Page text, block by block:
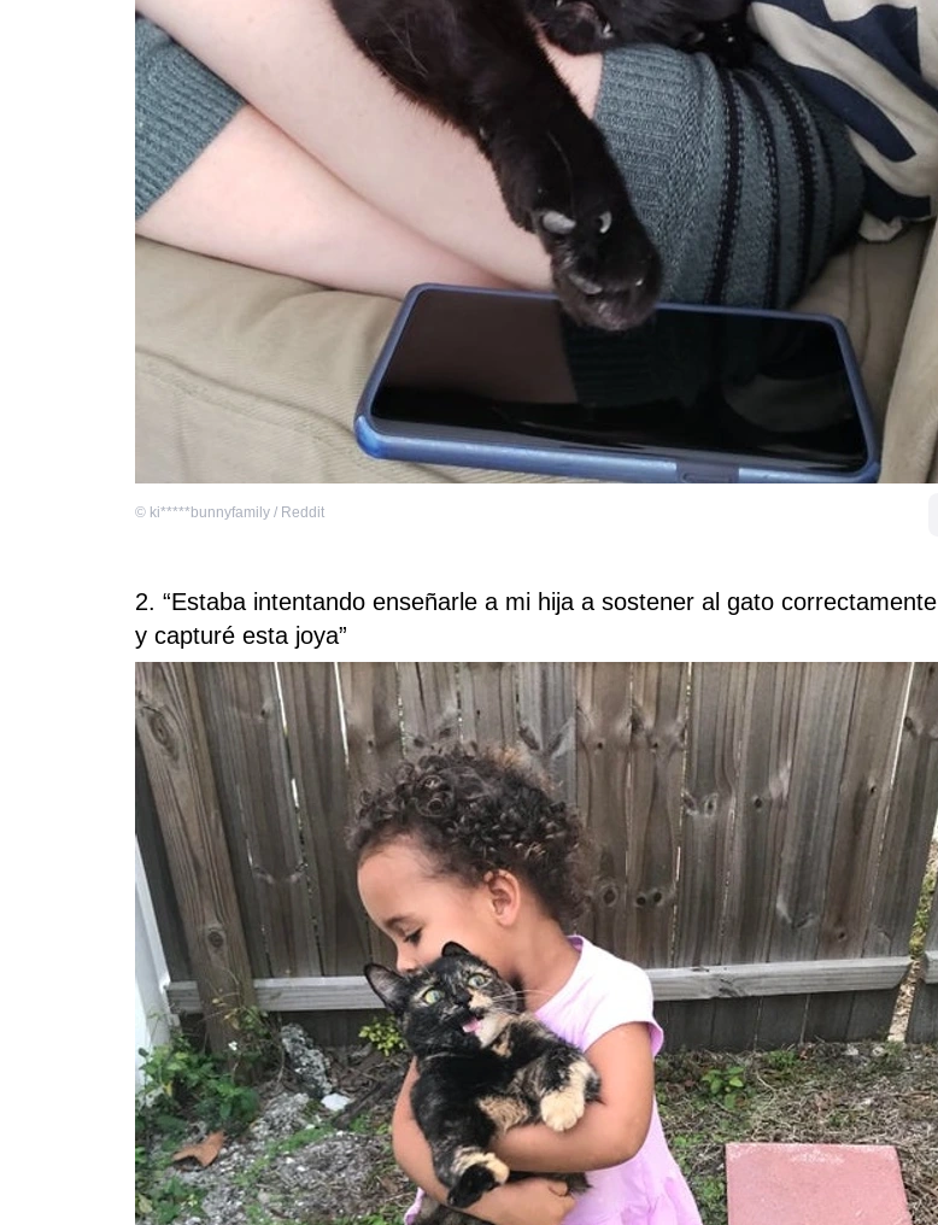
© ki*****bunnyfamily / Reddit
2. “Estaba intentando enseñarle a mi hija a sostener al gato correctamente
y capturé esta joya”